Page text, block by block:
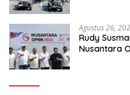
Agustus 26,
Rudy
Nusantara